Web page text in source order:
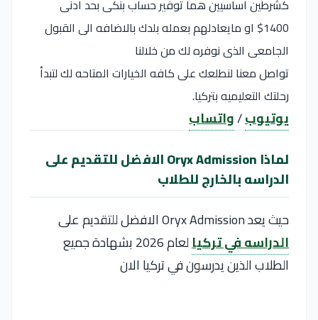
كشرطين اساسيين هما توفير حساب بنكى بحد ادنى
1400$ او مايعادلهم بعمله بلدك بالاضافه الى القبول
الجامعى الذى نوفره لك من خلالنا
تواصل معنا لنطلعك على كافه الخيارات المتاحه لك لتبدأ
رحلتك التعليميه بتركيا.
يوتيوب/واتساب
لماذا Oryx Admission الافضل للتقديم على
الدراسه بالخارج للطلاب
حيث يعد Oryx Admission الافضل للتقديم على
الدراسه في تركيا
لعام 2026 بشهادة جميع
الطلاب الذين يدرسون في تركيا الان